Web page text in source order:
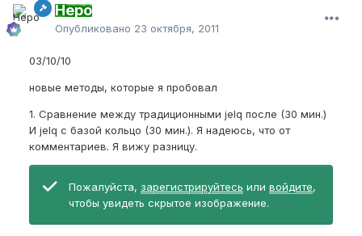
Неро
Опубликовано 23 октября, 2011
03/10/10
новые методы, которые я пробовал
1. Сравнение между традиционными jelq после (30 мин.)
И jelq с базой кольцо (30 мин.). Я надеюсь, что от
комментариев. Я вижу разницу.
Пожалуйста, зарегистрируйтесь или войдите,
чтобы увидеть скрытое изображение.